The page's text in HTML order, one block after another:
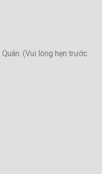
(Vui lòng hẹn trước